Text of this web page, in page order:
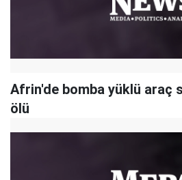
Afrin'de bomba yüklü araç
ölü